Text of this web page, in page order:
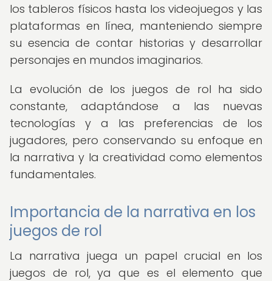
los tableros físicos hasta los videojuegos y las
plataformas en línea, manteniendo siempre
su esencia de contar historias y desarrollar
personajes en mundos imaginarios.
La evolución de los juegos de rol ha sido
constante, adaptándose a las nuevas
tecnologías y a las preferencias de los
jugadores, pero conservando su enfoque en
la narrativa y la creatividad como elementos
fundamentales.
Importancia de la narrativa en los
juegos de rol
La narrativa juega un papel crucial en los
juegos de rol, ya que es el elemento que